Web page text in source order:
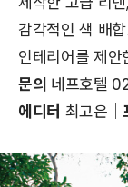
감각적인 색 배
인테리어를 제안
문의 네프호텔
에디터 최고은│